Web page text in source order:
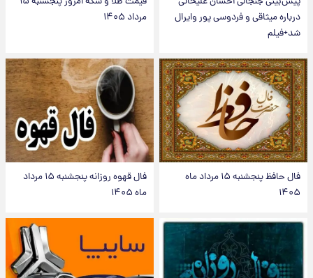
درباره میثاقی و فردوسی پور وایرال
شد+فیلم
مرداد ۱۴۰۵
فال حافظ پنجشنبه ۱۵ مرداد ماه
۱۴۰۵
فال قهوه روزانه پنجشنبه ۱۵ مرداد
ماه ۱۴۰۵